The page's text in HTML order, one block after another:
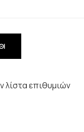
λίστα επιθυμιών